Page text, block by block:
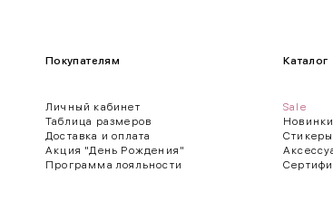
Обхват бедер (F)
Измеряется горизонтально полу по наиболее
Покупателям
Личный кабинет
Таблица размеров
Доставка и оплата
Акция "День Рождения"
Программа лояльности
Каталог
Sale
Новинки
Стикеры